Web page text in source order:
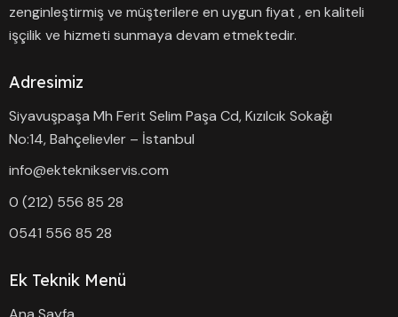
zenginleştirmiş ve müşterilere en uygun fiyat , en kaliteli
işçilik ve hizmeti sunmaya devam etmektedir.
Adresimiz
Siyavuşpaşa Mh Ferit Selim Paşa Cd, Kızılcık Sokağı
No:14, Bahçelievler – İstanbul
info@ekteknikservis.com
0 (212) 556 85 28
0541 556 85 28
Ek Teknik Menü